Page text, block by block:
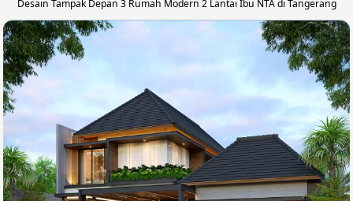
Desain Tampak Depan 3 Rumah Modern 2 Lantai Ibu NTA di Tangerang